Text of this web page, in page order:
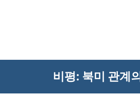
비평: 북미 관계